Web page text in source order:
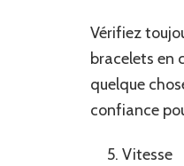
Vérifiez
bracelets en
quelque
confiance
Vitesse